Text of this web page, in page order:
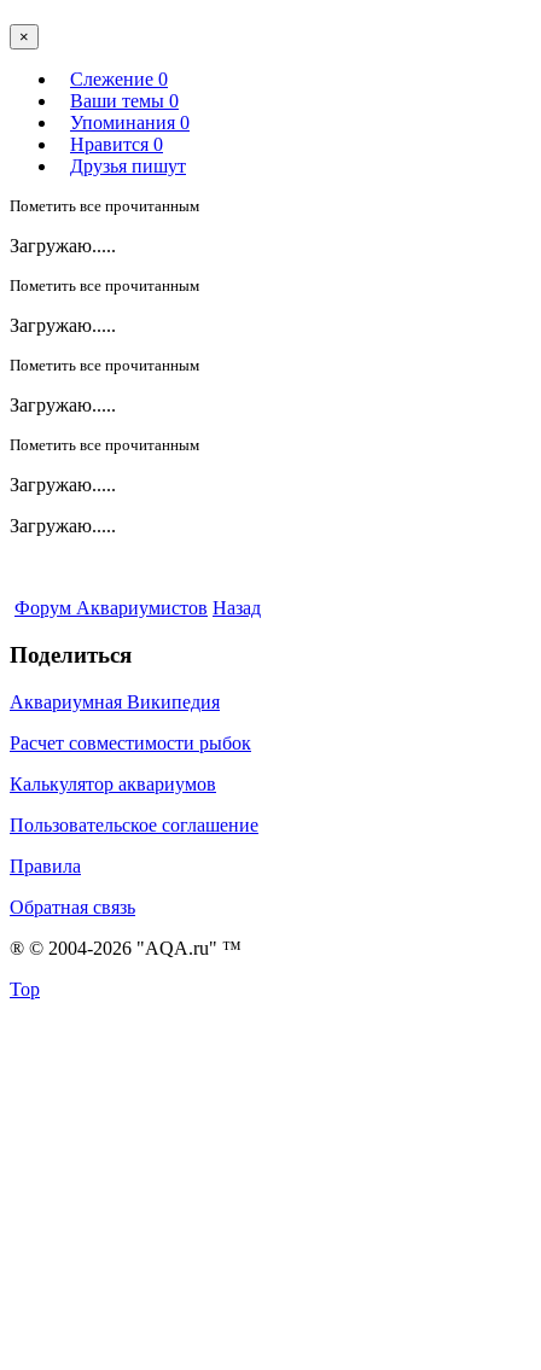
×
Слежение 0
Ваши темы 0
Упоминания 0
Нравится 0
Друзья пишут
Пометить все прочитанным
Загружаю.....
Пометить все прочитанным
Загружаю.....
Пометить все прочитанным
Загружаю.....
Пометить все прочитанным
Загружаю.....
Загружаю.....
Форум Аквариумистов Назад
Поделиться
Аквариумная Википедия
Расчет совместимости рыбок
Калькулятор аквариумов
Пользовательское соглашение
Правила
Обратная связь
® © 2004-2026 "AQA.ru" ™
Top